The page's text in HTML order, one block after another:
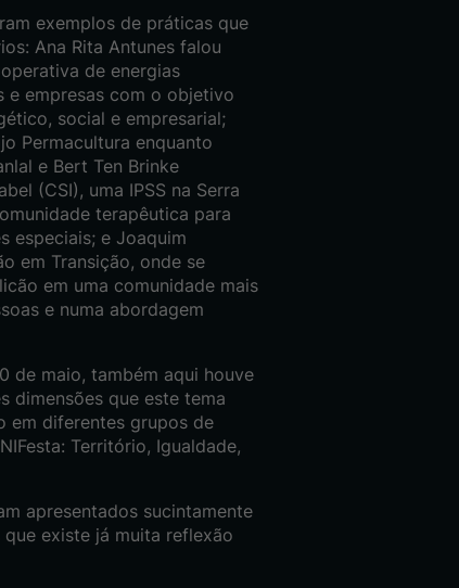
exemplos de práticas que
Ana Rita Antunes falou
de energias
e empresas com o objetivo
social e empresarial;
Permacultura enquanto
e Bert Ten Brinke
(CSI), uma IPSS na Serra
terapêutica para
especiais; e Joaquim
em Transição, onde se
em uma comunidade mais
e numa abordagem
de maio, também aqui houve
dimensões que este tema
em diferentes grupos de
Território, Igualdade,
apresentados sucintamente
existe já muita reflexão